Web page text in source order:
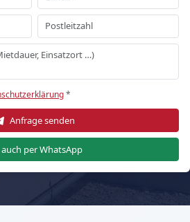
*
Anfrage senden
auch per WhatsApp